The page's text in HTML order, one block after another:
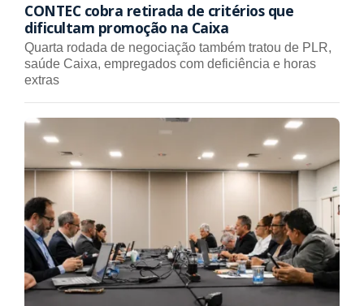
CONTEC cobra retirada de critérios que
dificultam promoção na Caixa
Quarta rodada de negociação também tratou de PLR,
saúde Caixa, empregados com deficiência e horas
extras